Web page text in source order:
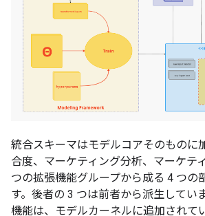
統合スキーマはモデルコアそのものに
合度、マーケティング分析、マーケテ
つの拡張機能グループから成る 4 つの
す。後者の 3 つは前者から派生してい
機能は、モデルカーネルに追加されて